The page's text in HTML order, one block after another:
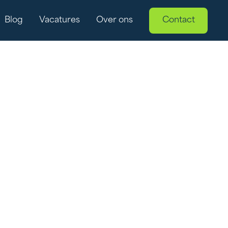
Blog Vacatures Over ons Contact